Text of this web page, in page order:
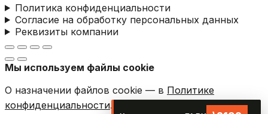
Политика конфиденциальности
Согласие на обработку персональных данных
Реквизиты компании
Мы используем файлы cookie
О назначении файлов cookie — в Политике
конфиденциальности.